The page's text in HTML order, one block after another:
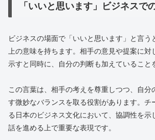
「いいと思います」ビジネスで
ビジネスの場面で「いいと思います」と言う
上の意味を持ちます。相手の意見や提案に対
示すと同時に、自分の判断も加えていること
この言葉は、相手の考えを尊重しつつ、自分
す微妙なバランスを取る役割があります。チ
る日本のビジネス文化において、協調性を示
話を進める上で重要な表現です。